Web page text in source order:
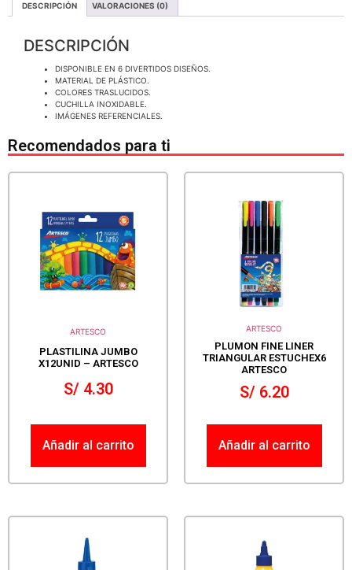
DESCRIPCIÓN VALORACIONES (0)
DESCRIPCIÓN
DISPONIBLE EN 6 DIVERTIDOS DISEÑOS.
MATERIAL DE PLÁSTICO.
COLORES TRASLUCIDOS.
CUCHILLA INOXIDABLE.
IMÁGENES REFERENCIALES.
Recomendados para ti
ARTESCO
PLASTILINA JUMBO
X12UNID – ARTESCO
S/4.30
Añadir al carrito
ARTESCO
PLUMON FINE LINER
TRIANGULAR ESTUCHEX6
ARTESCO
S/6.20
Añadir al carrito